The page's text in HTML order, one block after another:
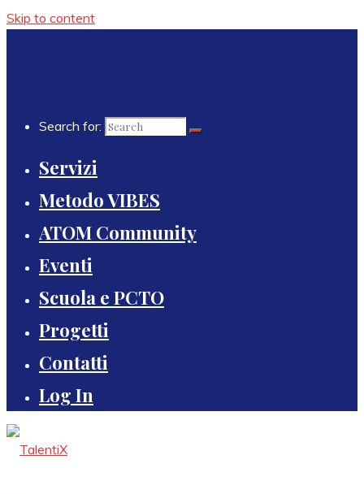
Skip to content
Search for:
Servizi
Metodo VIBES
ATOM Community
Eventi
Scuola e PCTO
Progetti
Contatti
Log In